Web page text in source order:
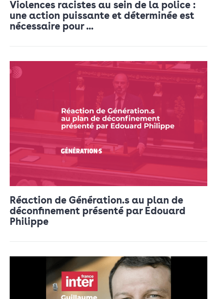
Violences racistes au sein de la police :
une action puissante et déterminée est
nécessaire pour ...
Réaction de Génération.s au plan de
déconfinement présenté par Edouard
Philippe